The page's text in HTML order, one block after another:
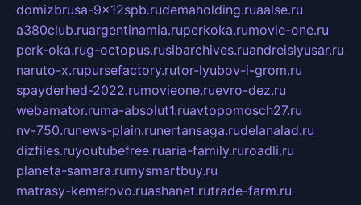
domizbrusa-9x12spb.rudemaholding.ruaalse.ru
a380club.ruargentinamia.ruperkoka.rumovie-one.ru
perk-oka.rug-octopus.rusibarchives.ruandreislyusar.ru
naruto-x.rupursefactory.rutor-lyubov-i-grom.ru
spayderhed-2022.rumovieone.ruevro-dez.ru
webamator.ruma-absolut1.ruavtopomosch27.ru
nv-750.runews-plain.runertansaga.rudelanalad.ru
dizfiles.ruyoutubefree.ruaria-family.ruroadli.ru
planeta-samara.rumysmartbuy.ru
matrasy-kemerovo.ruashanet.rutrade-farm.ru